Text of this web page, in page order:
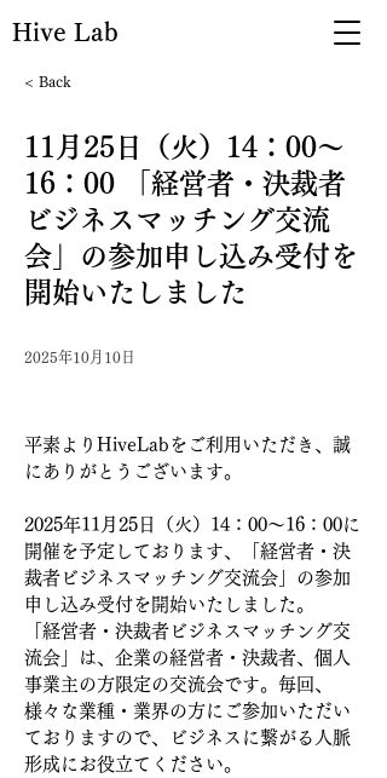
Hive Lab
< Back
11月25日（火）14：00～
16：00 「経営者・決裁者
ビジネスマッチング交流
会」の参加申し込み受付を
開始いたしました
2025年10月10日
平素よりHiveLabをご利用いただき、誠
にありがとうございます。
2025年11月25日（火）14：00～16：00に
開催を予定しております、「 経営者・決
裁者ビジネスマッチング交流会 」の参加
申し込み受付を開始いたしました。
経営者・決裁者ビジネスマッチング交
流会 」は、 企業の経営者・決裁者、個人
事業主の方限定の交流会です。毎回、
様々な業種・業界の方にご参加いただい
ておりますので、ビジネスに繋がる人脈
形成にお役立てください。